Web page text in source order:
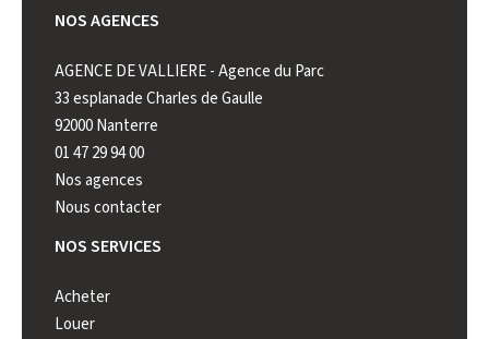
NOS AGENCES
AGENCE DE VALLIERE - Agence du Parc
33 esplanade Charles de Gaulle
92000 Nanterre
01 47 29 94 00
Nos agences
Nous contacter
NOS SERVICES
Acheter
Louer